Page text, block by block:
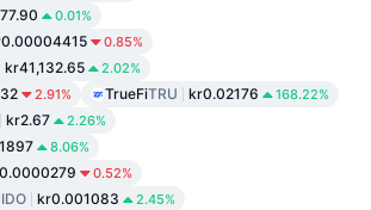
0.01%
0.85%
kr41,132.65 2.02%
2.91% TrueFiTRU kr0.02176 168.22%
kr2.67 2.26%
8.06%
0.52%
kr0.001083 2.45%